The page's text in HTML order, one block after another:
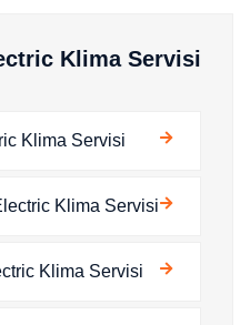
Klima Servisi
Klima Servisi
Klima Servisi
Klima Servisi